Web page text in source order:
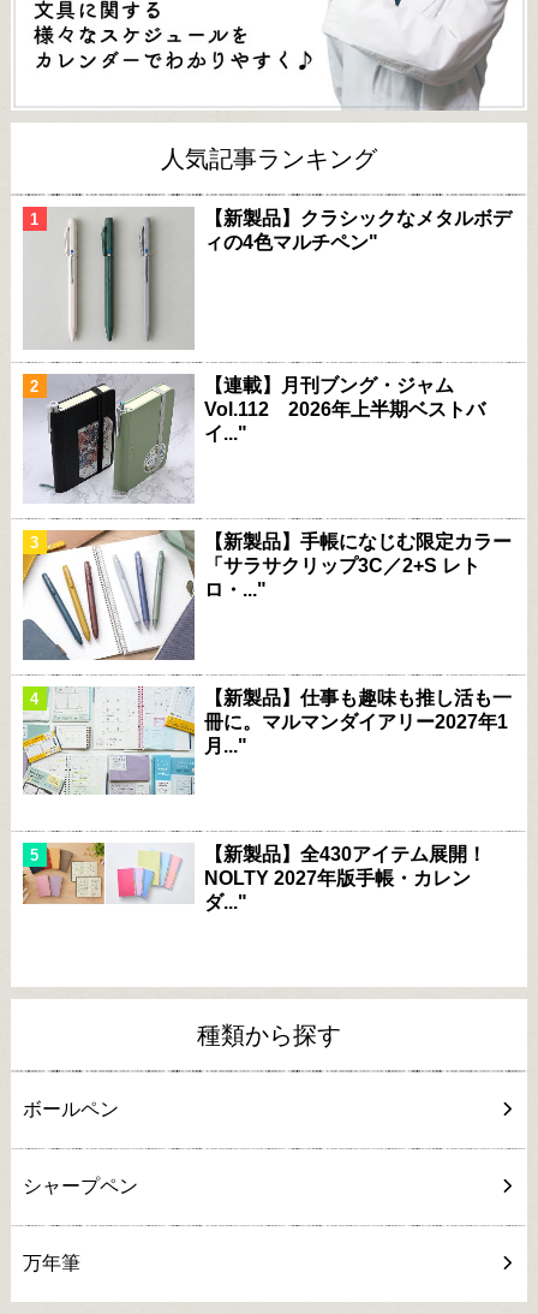
人気記事ランキング
【新製品】クラシックなメタルボデ
ィの4色マルチペン"
【連載】月刊ブング・ジャム
Vol.112 2026年上半期ベストバ
イ..."
【新製品】手帳になじむ限定カラー
「サラサクリップ3C／2+S レト
ロ・..."
【新製品】仕事も趣味も推し活も一
冊に。マルマンダイアリー2027年1
月..."
【新製品】全430アイテム展開！
NOLTY 2027年版手帳・カレン
ダ..."
種類から探す
ボールペン
シャープペン
万年筆